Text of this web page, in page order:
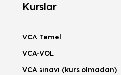
Kurslar
VCA Temel
VCA-VOL
VCA sınavı (kurs olmadan)